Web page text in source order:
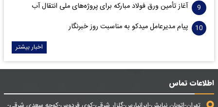
آغاز تأمین ورق فولاد مبارکه برای پروژه‌های ملی انتقال آب
پیام مدیرعامل میدکو به مناسبت روز خبرنگار
اخبار بیشتر
اطلاعات تماس